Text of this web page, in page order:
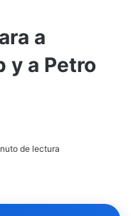
a
y a Petro
de lectura